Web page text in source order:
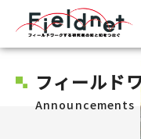
フィールド
Announcements